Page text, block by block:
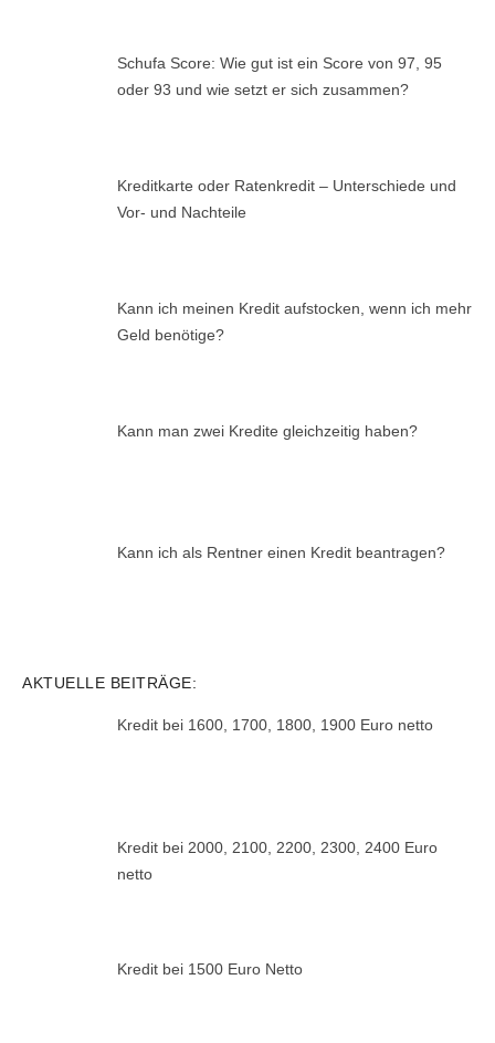
Schufa Score: Wie gut ist ein Score von 97, 95
oder 93 und wie setzt er sich zusammen?
Kreditkarte oder Ratenkredit – Unterschiede und
Vor- und Nachteile
Kann ich meinen Kredit aufstocken, wenn ich mehr
Geld benötige?
Kann man zwei Kredite gleichzeitig haben?
Kann ich als Rentner einen Kredit beantragen?
AKTUELLE BEITRÄGE:
Kredit bei 1600, 1700, 1800, 1900 Euro netto
Kredit bei 2000, 2100, 2200, 2300, 2400 Euro
netto
Kredit bei 1500 Euro Netto